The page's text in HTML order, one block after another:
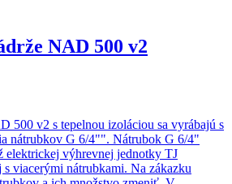
NAD 500 v2
500 v2 s tepelnou izoláciou sa vyrábajú s
nátrubkov G 6/4"". Nátrubok G 6/4"
elektrickej výhrevnej jednotky TJ
viacerými nátrubkami. Na zákazku